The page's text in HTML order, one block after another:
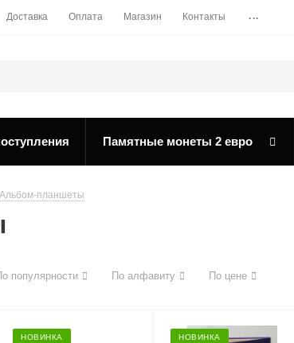
Доставка Оплата Магазин Контакты ...
Памятные монеты 2 евро
Альбом-планшеты
популярности По алфавиту По цене
НОВИНКА НОВИНКА